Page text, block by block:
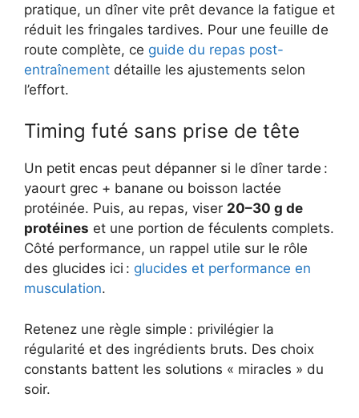
pratique, un dîner vite prêt devance la fatigue et
réduit les fringales tardives. Pour une feuille de
route complète, ce guide du repas post-
entraînement détaille les ajustements selon
l’effort.
Timing futé sans prise de tête
Un petit encas peut dépanner si le dîner tarde :
yaourt grec + banane ou boisson lactée
protéinée. Puis, au repas, viser 20–30 g de
protéines et une portion de féculents complets.
Côté performance, un rappel utile sur le rôle
des glucides ici : glucides et performance en
musculation.
Retenez une règle simple : privilégier la
régularité et des ingrédients bruts. Des choix
constants battent les solutions « miracles » du
soir.